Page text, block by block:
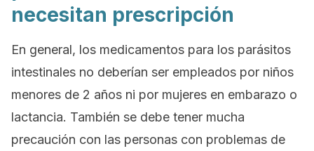
necesitan prescripción
En general, los medicamentos para los parásitos
intestinales no deberían ser empleados por niños
menores de 2 años ni por mujeres en embarazo o
lactancia. También se debe tener mucha
precaución con las personas con problemas de